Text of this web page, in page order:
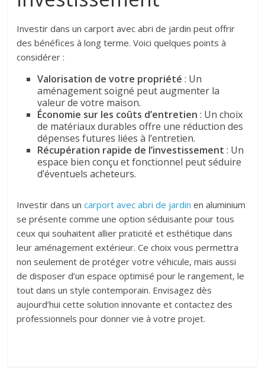
Investir dans un carport avec abri de jardin peut offrir
des bénéfices à long terme. Voici quelques points à
considérer :
Valorisation de votre propriété : Un
aménagement soigné peut augmenter la
valeur de votre maison.
Économie sur les coûts d’entretien : Un choix
de matériaux durables offre une réduction des
dépenses futures liées à l’entretien.
Récupération rapide de l’investissement : Un
espace bien conçu et fonctionnel peut séduire
d’éventuels acheteurs.
Investir dans uncarport avec abri de jardin en aluminium
se présente comme une option séduisante pour tous
ceux qui souhaitent allier praticité et esthétique dans
leur aménagement extérieur. Ce choix vous permettra
non seulement de protéger votre véhicule, mais aussi
de disposer d’un espace optimisé pour le rangement, le
tout dans un style contemporain. Envisagez dès
aujourd’hui cette solution innovante et contactez des
professionnels pour donner vie à votre projet.